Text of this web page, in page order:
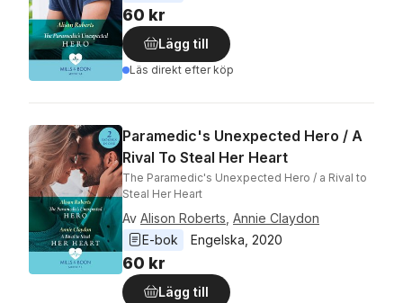
60 kr
Lägg till
Läs direkt efter köp
Paramedic's Unexpected Hero / A
Rival To Steal Her Heart
The Paramedic's Unexpected Hero / a Rival to
Steal Her Heart
Av Alison Roberts Annie Claydon
E-bok
Engelska 2020
60 kr
Lägg till